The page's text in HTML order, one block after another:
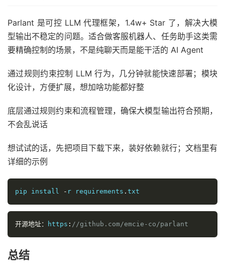
Parlant 是可控 LLM 代理框架，1.4w+ Star 了，解决大模
型输出不稳定的问题。适合做客服机器人、任务助手这类需
要精确控制的场景，不是纯聊天而是能干活的 AI Agent
通过规则约束控制 LLM 行为，几分钟就能快速部署；模块
化设计，方便扩展，想加啥功能都好整
底层通过规则约束和流程管理，确保大模型输出符合预期，
不会乱说话
想试试的话，先把项目下载下来，装好依赖就行；文档里有
详细的示例
pip install - r requirements . txt
开源地址： https : //github.com/emcie-co/parlant
总结